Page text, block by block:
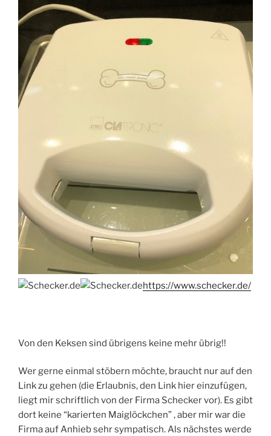
https://www.schecker.de/
Von den Keksen sind übrigens keine mehr übrig!!
Wer gerne einmal stöbern möchte, braucht nur auf den
Link zu gehen (die Erlaubnis, den Link hier einzufügen,
liegt mir schriftlich von der Firma Schecker vor). Es gibt
dort keine “karierten Maiglöckchen” , aber mir war die
Firma auf Anhieb sehr sympatisch. Als nächstes werde